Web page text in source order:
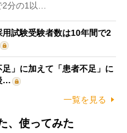
2分の1以…
用試験受験者数は10年間で2
足」に加えて「患者不足」に
…
一覧を見る
、使ってみた